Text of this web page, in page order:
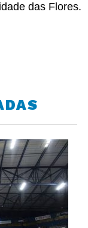
das Flores.